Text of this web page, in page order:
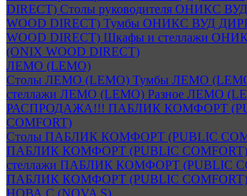
DIRECT) Столы руководителя ОНИКС
WOOD DIRECT) Тумбы ОНИКС ВУД
WOOD DIRECT) Шкафы и стеллажи
(ONIX WOOD DIRECT)
ЛЕМО (LEMO)
Столы ЛЕМО (LEMO) Тумбы ЛЕМО
стеллажи ЛЕМО (LEMO) Разное ЛЕМО
РАСПРОДАЖА!!! ПАБЛИК КОМФОРТ
COMFORT)
Столы ПАБЛИК КОМФОРТ (PUBLIC
ПАБЛИК КОМФОРТ (PUBLIC COMFORT)
стеллажи ПАБЛИК КОМФОРТ (PUBLIC
ПАБЛИК КОМФОРТ (PUBLIC COMFORT)